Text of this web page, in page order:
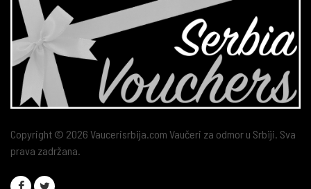
Copyright © 2026 Vaucerisrbija.com Vaučeri za odmor u Srbiji. Sva
prava zadržana.